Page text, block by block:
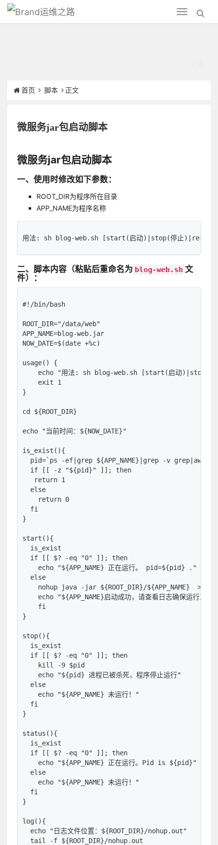
Toggle
navigation
运维之路
首页 脚本 正文
微服务jar包启动脚本
微服务jar包启动脚本
一、使用时修改如下参数：
ROOT_DIR为程序所在目录
APP_NAME为程序名称
用法: sh blog-web.sh [start(启动)|stop(停止
二、脚本内容（粘贴后重命名为 blog-web.sh 文
件）：
#!/bin/bash
ROOT_DIR="/data/web"
APP_NAME=blog-web.jar
NOW_DATE=$(date +%c)
usage() {
echo "用法: sh blog-web.sh [start(启动)|stop(
    exit 1
}
cd ${ROOT_DIR}
echo "当前时间：${NOW_DATE}"
is_exist(){
pid=`ps -ef|grep ${APP_NAME}|grep -v grep|awk
  if [[ -z "${pid}" ]]; then
   return 1
  else
    return 0
  fi
}
start(){
  is_exist
  if [[ $? -eq "0" ]]; then
    echo "${APP_NAME} 正在运行。 pid=${pid} ."
  else
nohup java -jar ${ROOT_DIR}/${APP_NAME}  >
echo "${APP_NAME}启动成功，请查看日志确保运行正常
    fi
}
stop(){
  is_exist
  if [[ $? -eq "0" ]]; then
    kill -9 $pid
    echo "${pid} 进程已被杀死，程序停止运行"
  else
    echo "${APP_NAME} 未运行！"
  fi
}
status(){
  is_exist
  if [[ $? -eq "0" ]]; then
    echo "${APP_NAME} 正在运行。Pid is ${pid}"
  else
    echo "${APP_NAME} 未运行！"
  fi
}
log(){
  echo "日志文件位置：${ROOT_DIR}/nohup.out"
  tail -f ${ROOT_DIR}/nohup.out